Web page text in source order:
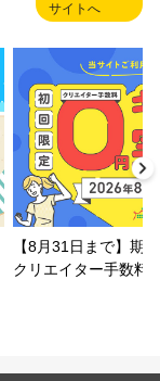
サイトへ
【8月31日まで】期
クリエイター手数料